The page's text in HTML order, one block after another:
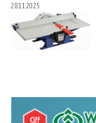
28.11.2025